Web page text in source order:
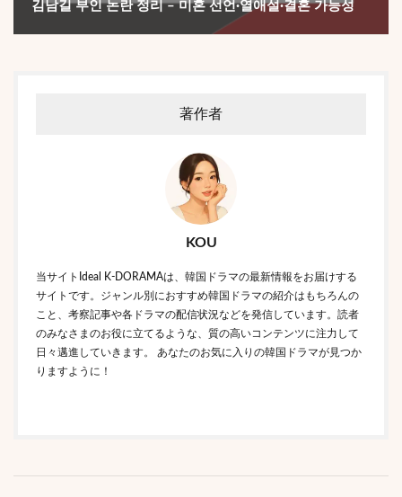
김남길 부인 논란 정리 – 미혼 선언·열애설·결혼 가능성
著作者
KOU
当サイトIdeal K-DORAMAは、韓国ドラマの最新情報をお届けする
サイトです。ジャンル別におすすめ韓国ドラマの紹介はもちろんの
こと、考察記事や各ドラマの配信状況などを発信しています。読者
のみなさまのお役に立てるような、質の高いコンテンツに注力して
日々邁進していきます。 あなたのお気に入りの韓国ドラマが見つか
りますように！